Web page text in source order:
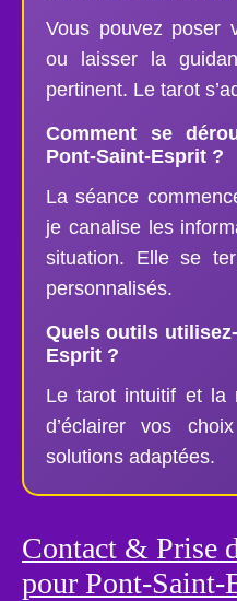
Vous pouvez poser
ou laisser la
pertinent. Le tarot
Comment se
Pont-Saint-Esprit ?
La séance
je canalise les
situation. Elle se
personnalisés.
Quels outils
Esprit ?
Le tarot intuitif et la
d’éclairer vos
solutions adaptées.
Contact & Prise
pour Pont-Saint-